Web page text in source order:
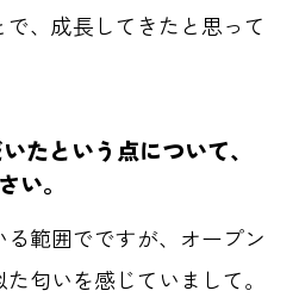
、成長してきたと思って
たという点について、
い。
範囲でですが、オープン
匂いを感じていまして。